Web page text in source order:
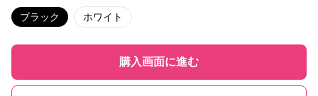
ブラック ホワイト
購入画面に進む